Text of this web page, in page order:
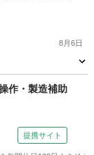
8月6日
作・製造補助
提携サイト